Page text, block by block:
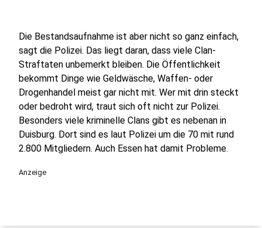
Die Bestandsaufnahme ist aber nicht so ganz einfach,
sagt die Polizei. Das liegt daran, dass viele Clan-
Straftaten unbemerkt bleiben. Die Öffentlichkeit
bekommt Dinge wie Geldwäsche, Waffen- oder
Drogenhandel meist gar nicht mit. Wer mit drin steckt
oder bedroht wird, traut sich oft nicht zur Polizei.
Besonders viele kriminelle Clans gibt es nebenan in
Duisburg. Dort sind es laut Polizei um die 70 mit rund
2.800 Mitgliedern. Auch Essen hat damit Probleme.
Anzeige